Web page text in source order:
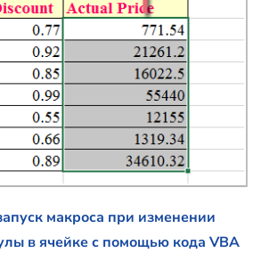
макроса при изменении
в ячейке с помощью кода VBA